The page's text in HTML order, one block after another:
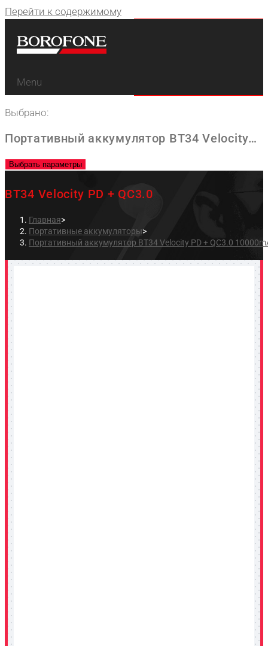
Перейти к содержимому
Menu
Выбрано:
Портативный аккумулятор BT34 Velocity…
Выбрать параметры
BT34 Velocity PD + QC3.0
Главная>
Портативные аккумуляторы>
Портативный аккумулятор BT34 Velocity PD + QC3.0